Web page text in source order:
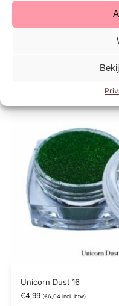
Unicorn Dust 16
€4,99 (€6,04incl. btw)